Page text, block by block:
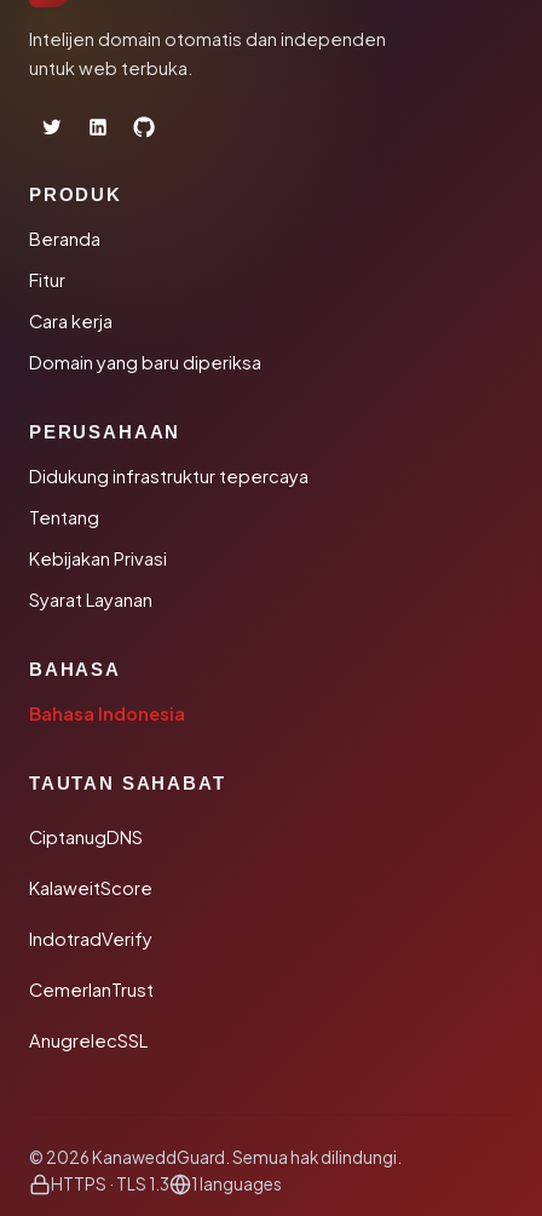
Intelijen domain otomatis dan independen
untuk web terbuka.
PRODUK
Beranda
Fitur
Cara kerja
Domain yang baru diperiksa
PERUSAHAAN
Didukung infrastruktur tepercaya
Tentang
Kebijakan Privasi
Syarat Layanan
BAHASA
Bahasa Indonesia
TAUTAN SAHABAT
CiptanugDNS
KalaweitScore
IndotradVerify
CemerlanTrust
AnugrelecSSL
© 2026 KanaweddGuard. Semua hak dilindungi.
HTTPS · TLS 1.3
1 languages